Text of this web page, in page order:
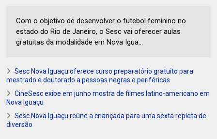
Com o objetivo de desenvolver o futebol feminino no
estado do Rio de Janeiro, o Sesc vai oferecer aulas
gratuitas da modalidade em Nova Igua...
Sesc Nova Iguaçu oferece curso preparatório gratuito para
mestrado e doutorado a pessoas negras e periféricas
CineSesc exibe em junho mostra de filmes latino-americano em
Nova Iguaçu
Sesc Nova Iguaçu reúne a criançada para uma sexta repleta de
diversão